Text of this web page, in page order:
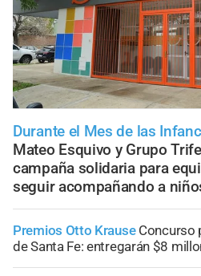
Durante el Mes de las
Mateo Esquivo y Grupo
campaña solidaria para
seguir acompañando a
Premios Otto Krause Concurso
de Santa Fe: entregarán $8